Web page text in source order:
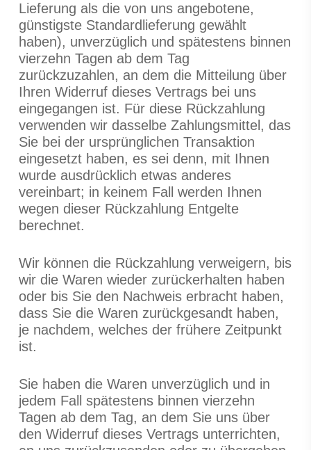
Lieferung als die von uns angebotene,
günstigste Standardlieferung gewählt
haben), unverzüglich und spätestens binnen
vierzehn Tagen ab dem Tag
zurückzuzahlen, an dem die Mitteilung über
Ihren Widerruf dieses Vertrags bei uns
eingegangen ist. Für diese Rückzahlung
verwenden wir dasselbe Zahlungsmittel, das
Sie bei der ursprünglichen Transaktion
eingesetzt haben, es sei denn, mit Ihnen
wurde ausdrücklich etwas anderes
vereinbart; in keinem Fall werden Ihnen
wegen dieser Rückzahlung Entgelte
berechnet.
Wir können die Rückzahlung verweigern, bis
wir die Waren wieder zurückerhalten haben
oder bis Sie den Nachweis erbracht haben,
dass Sie die Waren zurückgesandt haben,
je nachdem, welches der frühere Zeitpunkt
ist.
Sie haben die Waren unverzüglich und in
jedem Fall spätestens binnen vierzehn
Tagen ab dem Tag, an dem Sie uns über
den Widerruf dieses Vertrags unterrichten,